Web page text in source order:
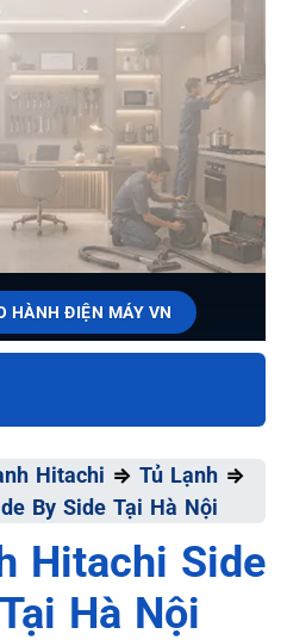
HÀNH ĐIỆN MÁY VN
BẢO HÀNH
Đa Hitachi ⇒ Tủ Lạnh ⇒
By Side Tại Hà Nội
Hitachi Side
Hà Nội